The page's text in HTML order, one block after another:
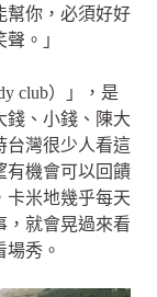
幫你，必須好好
。」
club）」，是
錢、小錢、陳大
台灣很少人看這
有機會可以回饋
卡米地幾乎每天
，就會晃過來看
秀。